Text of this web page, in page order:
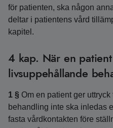
för patienten, ska någon
deltar i patientens vård
kapitel.
4 kap. När en
livsuppehållande
1 § Om en patient ger
behandling inte ska inledas
fasta vårdkontakten före